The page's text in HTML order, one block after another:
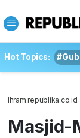
Hot Topics:
Ihram.republika.co.id
Masjid-